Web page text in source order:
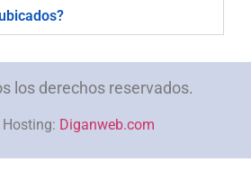
los derechos reservados.
Hosting: Diganweb.com